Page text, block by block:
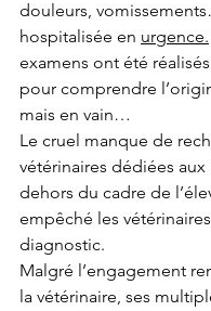
douleurs,
hospitalisée en urgence.
examens ont été
pour comprendre
mais en vain…
Le cruel manque de
vétérinaires dédiées aux
dehors du cadre de
empêché les
diagnostic.
Malgré l’engagement
la vétérinaire, ses